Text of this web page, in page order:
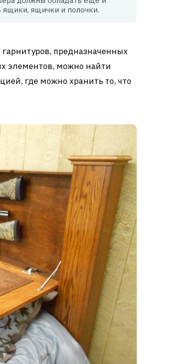
ящички и полочки.
предназначенных
элементов, можно найти
где можно хранить то, что